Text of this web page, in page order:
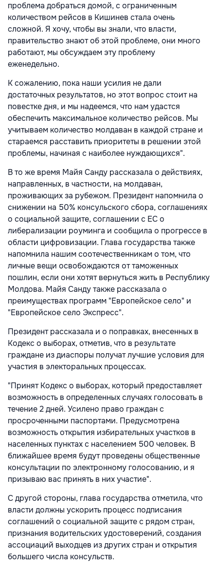
проблема добраться домой, с ограниченным
количеством рейсов в Кишинев стала очень
сложной. Я хочу, чтобы вы знали, что власти,
правительство знают об этой проблеме, они много
работают, мы обсуждаем эту проблему
еженедельно.
К сожалению, пока наши усилия не дали
достаточных результатов, но этот вопрос стоит на
повестке дня, и мы надеемся, что нам удастся
обеспечить максимальное количество рейсов. Мы
учитываем количество молдаван в каждой стране и
стараемся расставить приоритеты в решении этой
проблемы, начиная с наиболее нуждающихся".
В то же время Майя Санду рассказала о действиях,
направленных, в частности, на молдаван,
проживающих за рубежом. Президент напомнила о
снижении на 50% консульского сбора, соглашениях
о социальной защите, соглашении с ЕС о
либерализации роуминга и сообщила о прогрессе в
области цифровизации. Глава государства также
напомнила нашим соотечественникам о том, что
личные вещи освобождаются от таможенных
пошлин, если они хотят вернуться жить в Республику
Молдова. Майя Санду также рассказала о
преимуществах программ "Европейское село" и
"Европейское село Экспресс".
Президент рассказала и о поправках, внесенных в
Кодекс о выборах, отметив, что в результате
граждане из диаспоры получат лучшие условия для
участия в электоральных процессах.
"Принят Кодекс о выборах, который предоставляет
возможность в определенных случаях голосовать в
течение 2 дней. Усилено право граждан с
просроченными паспортами. Предусмотрена
возможность открытия избирательных участков в
населенных пунктах с населением 500 человек. В
ближайшее время будут проведены общественные
консультации по электронному голосованию, и я
призываю вас принять в них участие".
С другой стороны, глава государства отметила, что
власти должны ускорить процесс подписания
соглашений о социальной защите с рядом стран,
признания водительских удостоверений, создания
ассоциаций выходцев из других стран и открытия
большего числа консульств.